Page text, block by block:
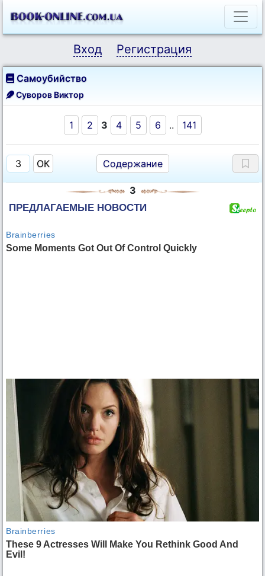
Вход Регистрация
Самоубийство
Суворов Виктор
1 2 3 4 5 6 .. 141
Содержание
3